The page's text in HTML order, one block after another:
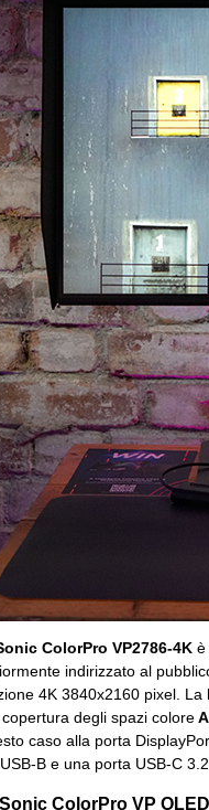
ColorPro VP2786-4K è
indirizzato al
4K 3840x2160 pixel.
degli spazi colore
caso alla porta
B e una porta USB-C
ColorPro VP